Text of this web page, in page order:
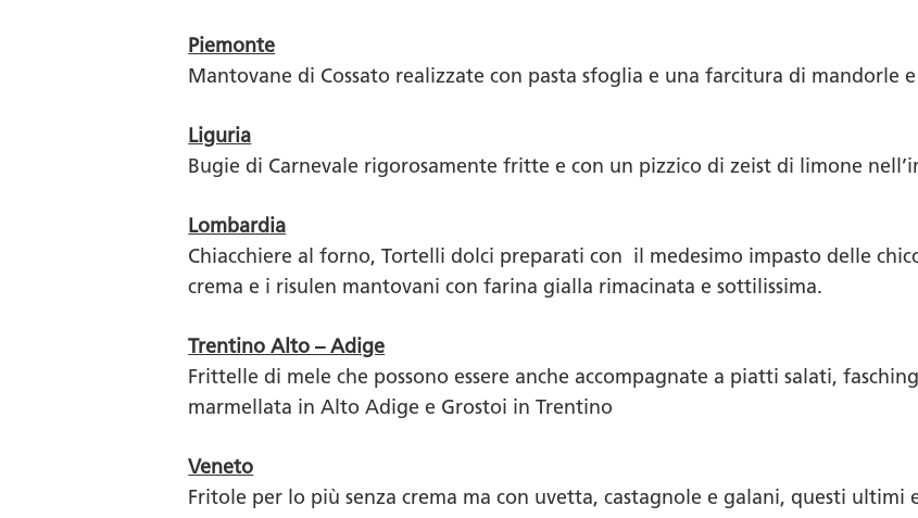
Piemonte
Mantovane di Cossato realizzate con pasta sfoglia e una farcitura di mandorle
Liguria
Bugie di Carnevale rigorosamente fritte e con un pizzico di zeist di limone
Lombardia
Chiacchiere al forno, Tortelli dolci preparati con il medesimo impasto delle
crema e i risulen mantovani con farina gialla rimacinata e sottilissima.
Trentino Alto – Adige
Frittelle di mele che possono essere anche accompagnate a piatti salati,
marmellata in Alto Adige e Grostoi in Trentino
Veneto
Fritole per lo più senza crema ma con uvetta, castagnole e galani, questi